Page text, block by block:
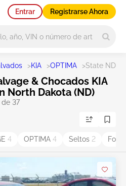
Entrar Registrarse Ahora
>KIA >OPTIMA >State ND
& Chocados KIA
North Dakota (ND)
37
4 OPTIMA 4 Seltos 2